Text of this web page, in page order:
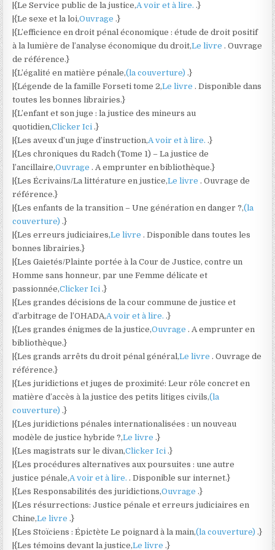
|{Le Service public de la justice,A voir et à lire..}
|{Le sexe et la loi,Ouvrage.}
|{L’efficience en droit pénal économique : étude de droit positif
à la lumière de l’analyse économique du droit,Le livre. Ouvrage
de référence.}
|{L’égalité en matière pénale,(la couverture).}
|{Légende de la famille Forseti tome 2,Le livre. Disponible dans
toutes les bonnes librairies.}
|{L’enfant et son juge : la justice des mineurs au
quotidien,Clicker Ici.}
|{Les aveux d’un juge d’instruction,A voir et à lire..}
|{Les chroniques du Radch (Tome 1) – La justice de
l’ancillaire,Ouvrage. A emprunter en bibliothèque.}
|{Les Écrivains/La littérature en justice,Le livre. Ouvrage de
référence.}
|{Les enfants de la transition – Une génération en danger ?,(la
couverture).}
|{Les erreurs judiciaires,Le livre. Disponible dans toutes les
bonnes librairies.}
|{Les Gaietés/Plainte portée à la Cour de Justice, contre un
Homme sans honneur, par une Femme délicate et
passionnée,Clicker Ici.}
|{Les grandes décisions de la cour commune de justice et
d’arbitrage de l’OHADA,A voir et à lire..}
|{Les grandes énigmes de la justice,Ouvrage. A emprunter en
bibliothèque.}
|{Les grands arrêts du droit pénal général,Le livre. Ouvrage de
référence.}
|{Les juridictions et juges de proximité: Leur rôle concret en
matière d’accès à la justice des petits litiges civils,(la
couverture).}
|{Les juridictions pénales internationalisées : un nouveau
modèle de justice hybride ?,Le livre.}
|{Les magistrats sur le divan,Clicker Ici.}
|{Les procédures alternatives aux poursuites : une autre
justice pénale,A voir et à lire.. Disponible sur internet.}
|{Les Responsabilités des juridictions,Ouvrage.}
|{Les résurrections: Justice pénale et erreurs judiciaires en
Chine,Le livre.}
|{Les Stoïciens : Épictète Le poignard à la main,(la couverture).}
|{Les témoins devant la justice,Le livre.}